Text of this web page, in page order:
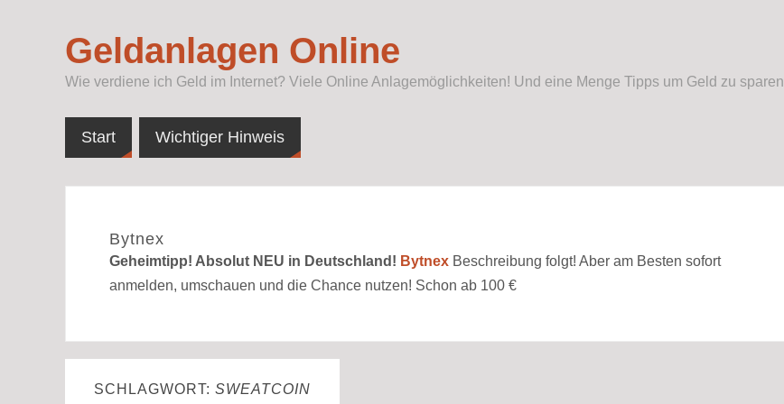
Geldanlagen Online
Wie verdiene ich Geld im Internet? Viele Online Anlagemöglichkeiten! Und eine Menge Tipps um Geld zu sparen
Start Wichtiger Hinweis
Bytnex
Geheimtipp! Absolut NEU in Deutschland! Bytnex Beschreibung folgt! Aber am Besten sofort
anmelden, umschauen und die Chance nutzen! Schon ab 100 €
SCHLAGWORT: SWEATCOIN